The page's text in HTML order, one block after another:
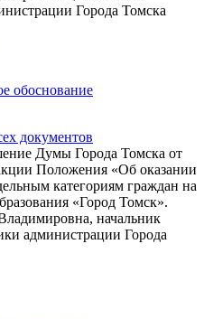
Города Томска
обоснование
документов
Думы Города Томска от
Положения «Об оказании
категориям граждан на
«Город Томск».
начальник
администрации Города